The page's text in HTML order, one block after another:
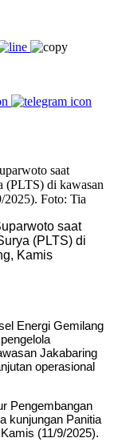
saat
(PLTS) di
Kamis
Energi Gemilang
Jakabaring
operasional
Pengembangan
kunjungan Panitia
(11/9/2025).